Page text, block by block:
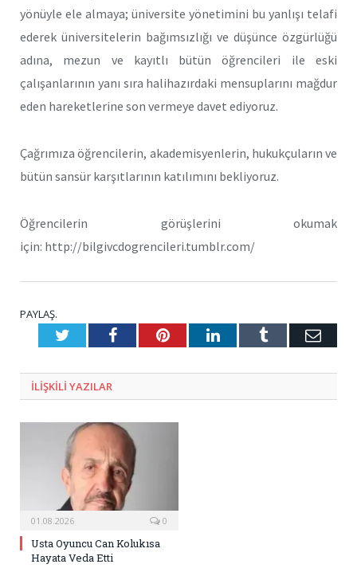
yönüyle ele almaya; üniversite yönetimini bu yanlışı telafi
ederek üniversitelerin bağımsızlığı ve düşünce özgürlüğü
adına, mezun ve kayıtlı bütün öğrencileri ile eski
çalışanlarının yanı sıra halihazırdaki mensuplarını mağdur
eden hareketlerine son vermeye davet ediyoruz.
Çağrımıza öğrencilerin, akademisyenlerin, hukukçuların ve
bütün sansür karşıtlarının katılımını bekliyoruz.
Öğrencilerin görüşlerini okumak
için: http://bilgivcdogrencileri.tumblr.com/
PAYLAŞ.
TwitterFacebookPinterestLinkedInTumblr E-
ILIŞKILI YAZILAR
01.08.2026 0
Usta Oyuncu Can Kolukısa
Hayata Veda Etti